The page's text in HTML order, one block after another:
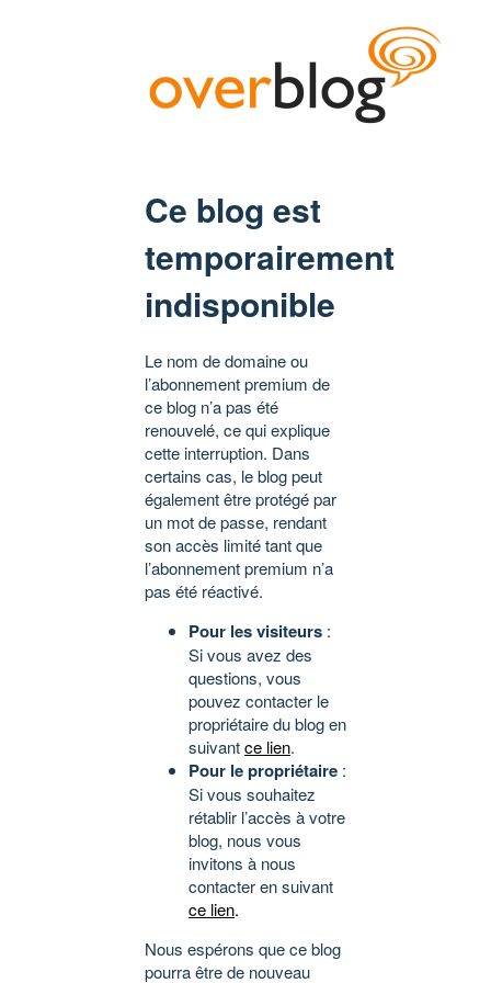
Ce blog est
temporairement
indisponible
Le nom de domaine ou
l’abonnement premium de
ce blog n’a pas été
renouvelé, ce qui explique
cette interruption. Dans
certains cas, le blog peut
également être protégé par
un mot de passe, rendant
son accès limité tant que
l’abonnement premium n’a
pas été réactivé.
Pour les visiteurs :
Si vous avez des
questions, vous
pouvez contacter le
propriétaire du blog en
suivantce lien.
Pour le propriétaire :
Si vous souhaitez
rétablir l’accès à votre
blog, nous vous
invitons à nous
contacter en suivant
ce lien.
Nous espérons que ce blog
pourra être de nouveau